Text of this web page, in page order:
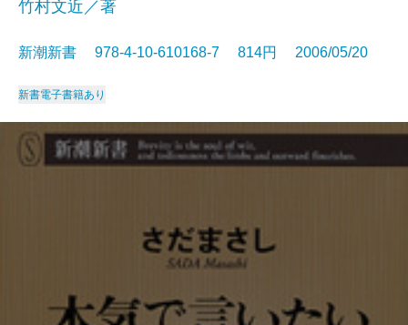
竹村文近／著
新潮新書 978-4-10-610168-7 814円 2006/05/20
新書電子書籍あり